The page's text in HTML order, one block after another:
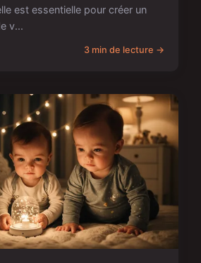
est essentielle pour créer un
v...
3 min de lecture →